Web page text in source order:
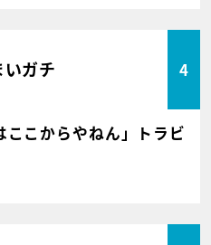
いガチ 4
こからやねん」トラビ